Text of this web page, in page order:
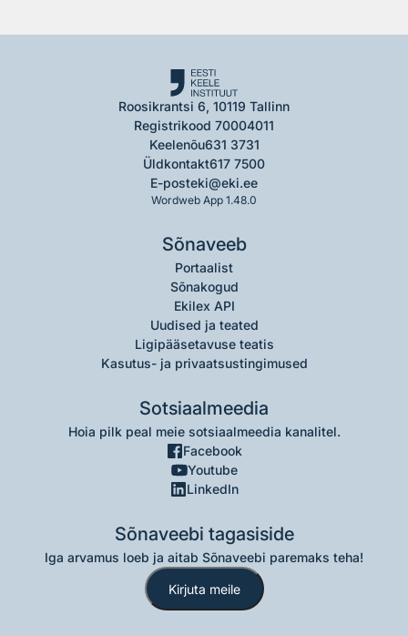
Roosikrantsi 6, 10119 Tallinn
Registrikood 70004011
Keelenõu631 3731
Üldkontakt617 7500
E-posteki@eki.ee
Wordweb App 1.48.0
Sõnaveeb
Portaalist
Sõnakogud
Ekilex API
Uudised ja teated
Ligipääsetavuse teatis
Kasutus- ja privaatsustingimused
Sotsiaalmeedia
Hoia pilk peal meie sotsiaalmeedia kanalitel.
Facebook
Youtube
LinkedIn
Sõnaveebi tagasiside
Iga arvamus loeb ja aitab Sõnaveebi paremaks teha!
Kirjuta meile